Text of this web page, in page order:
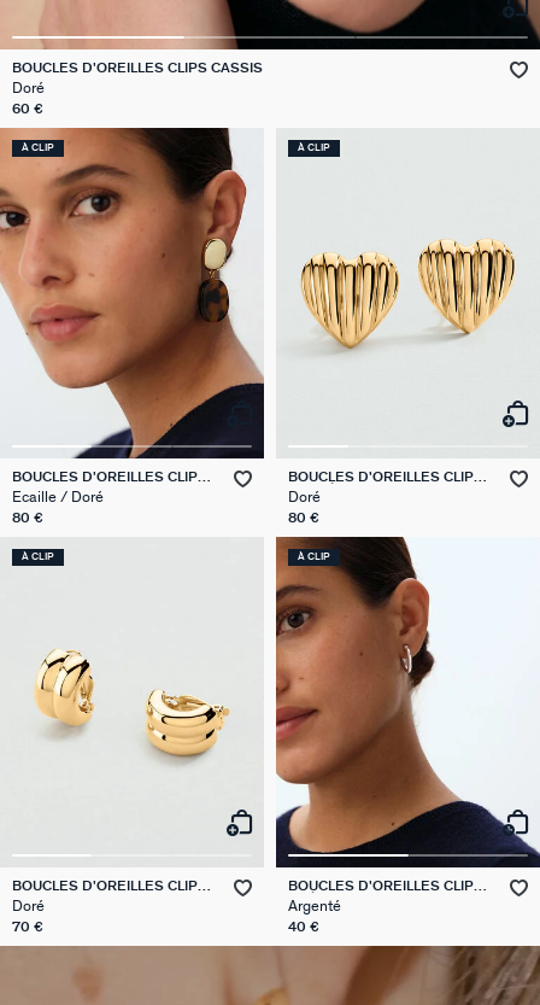
VICTOIRE
GÉNÉRATION AGATHA
SUR LA PEAU
BOUCLES D'OREILLES CLIPS CASSIS
Doré
60 €
À CLIP
BOUCLES D'OREILLES CLIPS
PALAIS ROYAL
Ecaille / Doré
80 €
À CLIP
BOUCLES D'OREILLES CLIPS
SACRÉ CŒUR
Doré
80 €
À CLIP
BOUCLES D'OREILLES CLIPS
TURENNE
Doré
70 €
À CLIP
BOUCLES D'OREILLES CLIPS
CRÉOLES PISTON
Argenté
40 €